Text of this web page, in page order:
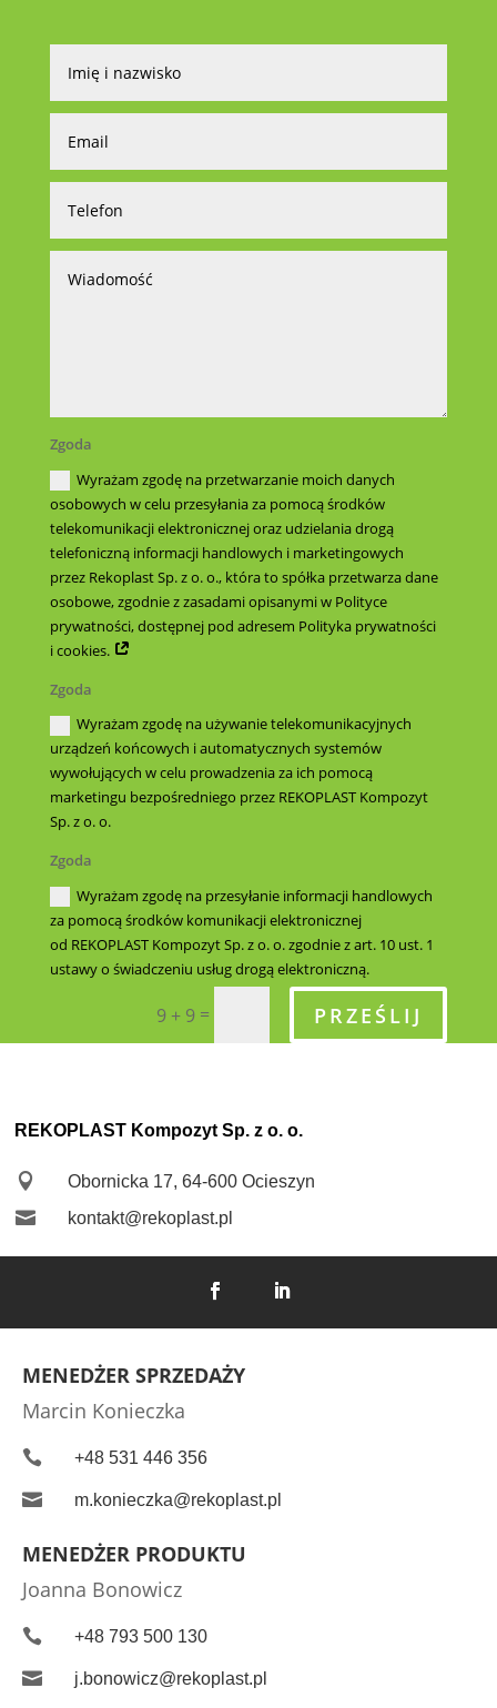
Zgoda
Wyrażam zgodę na przetwarzanie moich danych
osobowych w celu przesyłania za pomocą środków
telekomunikacji elektronicznej oraz udzielania drogą
telefoniczną informacji handlowych i marketingowych
przez Rekoplast Sp. z o. o., która to spółka przetwarza dane
osobowe, zgodnie z zasadami opisanymi w Polityce
prywatności, dostępnej pod adresem Polityka prywatności
i cookies.
Zgoda
Wyrażam zgodę na używanie telekomunikacyjnych
urządzeń końcowych i automatycznych systemów
wywołujących w celu prowadzenia za ich pomocą
marketingu bezpośredniego przez REKOPLAST Kompozyt
Sp. z o. o.
Zgoda
Wyrażam zgodę na przesyłanie informacji handlowych
za pomocą środków komunikacji elektronicznej
od REKOPLAST Kompozyt Sp. z o. o. zgodnie z art. 10 ust. 1
ustawy o świadczeniu usług drogą elektroniczną.
9 + 9 = PRZEŚLIJ
REKOPLAST Kompozyt Sp. z o. o.
 Obornicka 17, 64-600 Ocieszyn
 kontakt@rekoplast.pl
MENEDŻER SPRZEDAŻY
Marcin Konieczka
 +48 531 446 356
 m.konieczka@rekoplast.pl
MENEDŻER PRODUKTU
Joanna Bonowicz
 +48 793 500 130
 j.bonowicz@rekoplast.pl